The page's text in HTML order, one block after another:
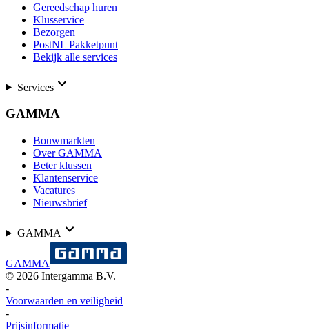
Gereedschap huren
Klusservice
Bezorgen
PostNL Pakketpunt
Bekijk alle services
Services
GAMMA
Bouwmarkten
Over GAMMA
Beter klussen
Klantenservice
Vacatures
Nieuwsbrief
GAMMA
GAMMA
© 2026 Intergamma B.V.
-
Voorwaarden en veiligheid
-
Prijsinformatie